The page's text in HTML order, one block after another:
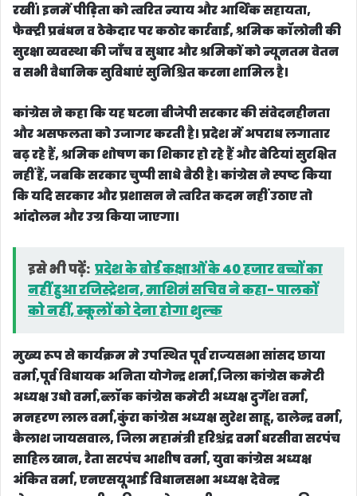
रखीं। इनमें पीड़िता को त्वरित न्याय और आर्थिक सहायता,
फैक्ट्री प्रबंधन व ठेकेदार पर कठोर कार्रवाई, श्रमिक कॉलोनी की
सुरक्षा व्यवस्था की जाँच व सुधार और श्रमिकों को न्यूनतम वेतन
व सभी वैधानिक सुविधाएं सुनिश्चित करना शामिल है।
कांग्रेस ने कहा कि यह घटना बीजेपी सरकार की संवेदनहीनता
और असफलता को उजागर करती है। प्रदेश में अपराध लगातार
बढ़ रहे हैं, श्रमिक शोषण का शिकार हो रहे हैं और बेटियां सुरक्षित
नहीं हैं, जबकि सरकार चुप्पी साधे बैठी है। कांग्रेस ने स्पष्ट किया
कि यदि सरकार और प्रशासन ने त्वरित कदम नहीं उठाए तो
आंदोलन और उग्र किया जाएगा।
इसे भी पढ़ें: प्रदेश के बोर्ड कक्षाओं के 40 हजार बच्चों का
नहीं हुआ रजिस्ट्रेशन, माशिमं सचिव ने कहा- पालकों
को नहीं, स्कूलों को देना होगा शुल्क
मुख्य रूप से कार्यक्रम मे उपस्थित पूर्व राज्यसभा सांसद छाया
वर्मा,पूर्व विधायक अनिता योगेन्द्र शर्मा,जिला कांग्रेस कमेटी
अध्यक्ष उधो वर्मा,ब्लॉक कांग्रेस कमेटी अध्यक्ष दुर्गेश वर्मा,
मनहरण लाल वर्मा,कुंरा कांग्रेस अध्यक्ष सुरेश साहू, ढालेन्द्र वर्मा,
कैलाश जायसवाल, जिला महामंत्री हरिश्चंद्र वर्मा धरसीवा सरपंच
साहिल खान, रैता सरपंच आशीष वर्मा, युवा कांग्रेस अध्यक्ष
अंकित वर्मा, एनएसयूआई विधानसभा अध्यक्ष देवेन्द्र